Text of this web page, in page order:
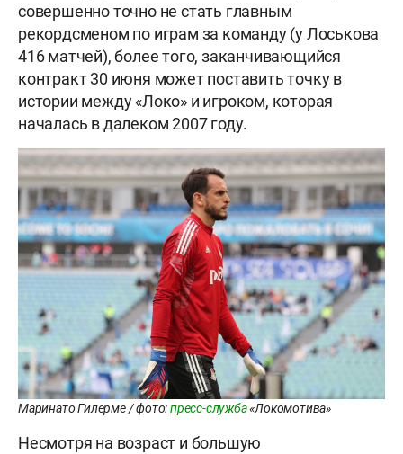
совершенно точно не стать главным
рекордсменом по играм за команду (у Лоськова
416 матчей), более того, заканчивающийся
контракт 30 июня может поставить точку в
истории между «Локо» и игроком, которая
началась в далеком 2007 году.
Маринато Гилерме / фото:пресс-служба«Локомотива»
Несмотря на возраст и большую